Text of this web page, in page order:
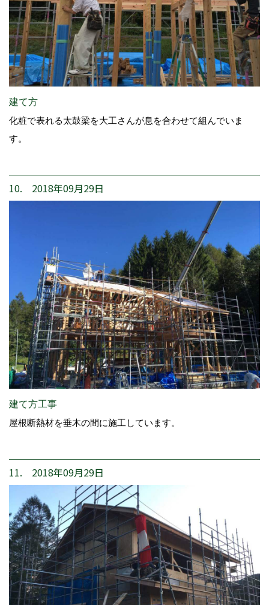
建て方
化粧で表れる太鼓梁を大工さんが息を合わせて組んでいま
す。
10. 2018年09月29日
建て方工事
屋根断熱材を垂木の間に施工しています。
11. 2018年09月29日